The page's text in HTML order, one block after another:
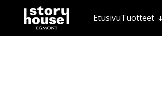
EtusivuTuotteet